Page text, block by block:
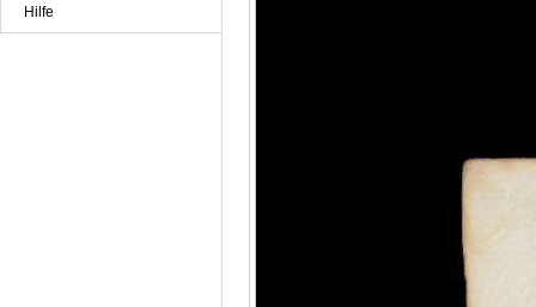
Hilfe